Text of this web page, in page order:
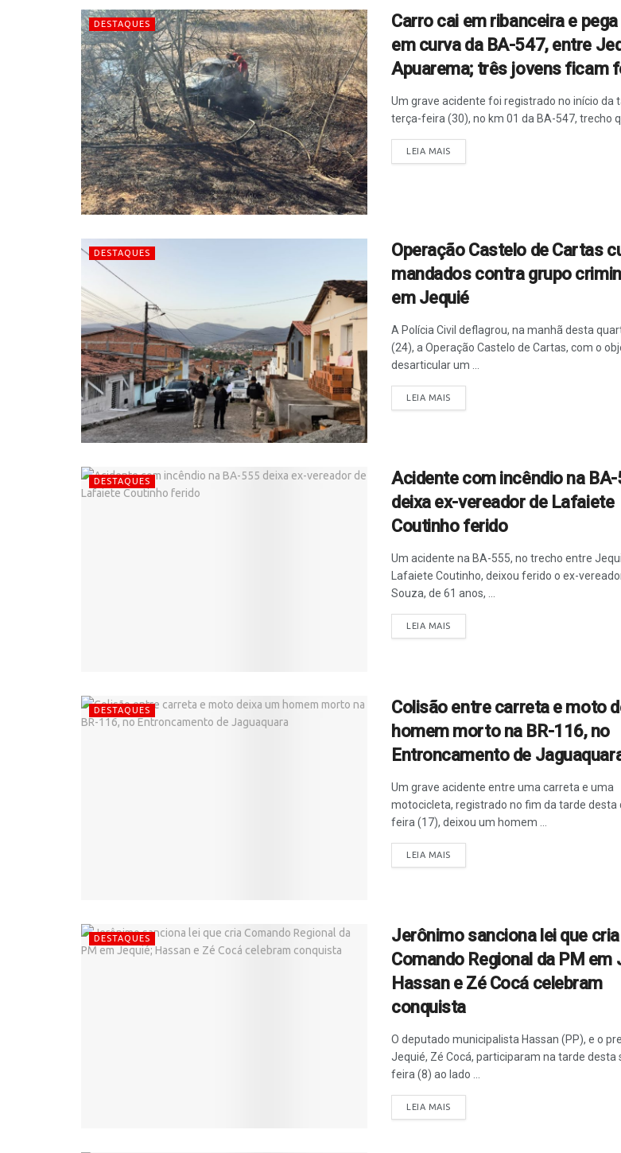
DESTAQUES
Carro cai em ribanceira e
em curva da BA-547, entre
Apuarema; três jovens ficam
Um grave acidente foi registrado no início da
terça-feira (30), no km 01 da BA-547, trecho
LEIA MAIS
DESTAQUES
Operação Castelo de Cartas
mandados contra grupo
em Jequié
A Polícia Civil deflagrou, na manhã desta
(24), a Operação Castelo de Cartas, com o
desarticular um ...
LEIA MAIS
DESTAQUES
Acidente com incêndio na
deixa ex-vereador de Lafaiete
Coutinho ferido
Um acidente na BA-555, no trecho entre
Lafaiete Coutinho, deixou ferido o ex-
Souza, de 61 anos, ...
LEIA MAIS
DESTAQUES
Colisão entre carreta e moto
homem morto na BR-116, no
Entroncamento de
Um grave acidente entre uma carreta e uma
motocicleta, registrado no fim da tarde desta
feira (17), deixou um homem ...
LEIA MAIS
DESTAQUES
Jerônimo sanciona lei que cria
Comando Regional da PM em
Hassan e Zé Cocá celebram
conquista
O deputado municipalista Hassan (PP), e o
Jequié, Zé Cocá, participaram na tarde desta
feira (8) ao lado ...
LEIA MAIS